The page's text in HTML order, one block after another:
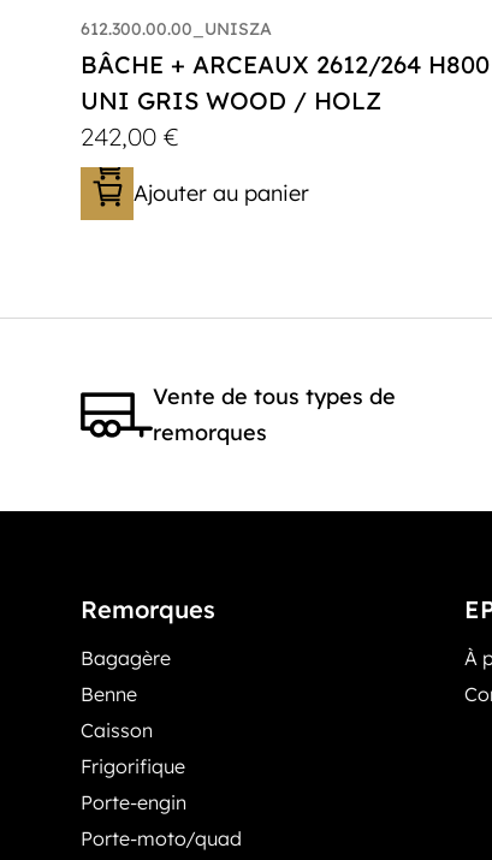
612.300.00.00_UNISZA
BÂCHE + ARCEAUX 2612/264 H800
UNI GRIS WOOD / HOLZ
242,00€
Ajouter au panier
Vente de tous types de
remorques
Remorques
Bagagère
Benne
Caisson
Frigorifique
Porte-engin
Porte-moto/quad
À